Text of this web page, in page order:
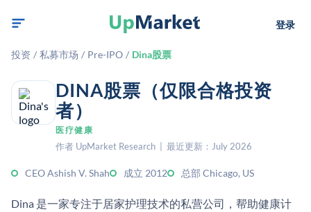
登录
投资 / 私募市场 / Pre-IPO / Dina股票
DINA股票（仅限合格投资
者）
医疗健康
作者 UpMarket Research | 最近更新：July 2026
CEO Ashish V. Shah 成立 2012 总部 Chicago, US
Dina 是一家专注于居家护理技术的私营公司，帮助健康计